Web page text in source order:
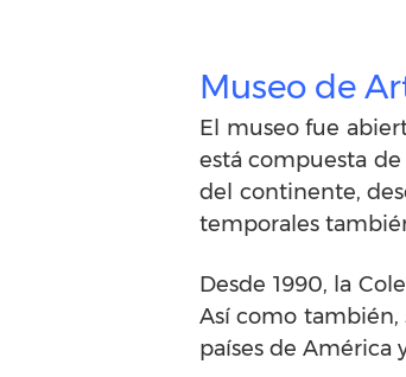
Museo de
El museo fue
está compuesta
del continente,
temporales
Desde 1990, la
Así como también,
países de América